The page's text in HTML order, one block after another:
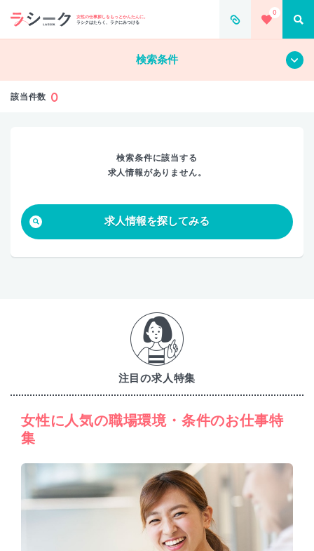
女性の仕事探しをもっとかんたんに。
ラシクはたらく、ラクにみつける
0
すべて
検索条件
該当件数 0
検索条件に該当する
求人情報がありません。
求人情報を探してみる
注目の求人特集
女性に人気の職場環境・条件のお仕事特
集